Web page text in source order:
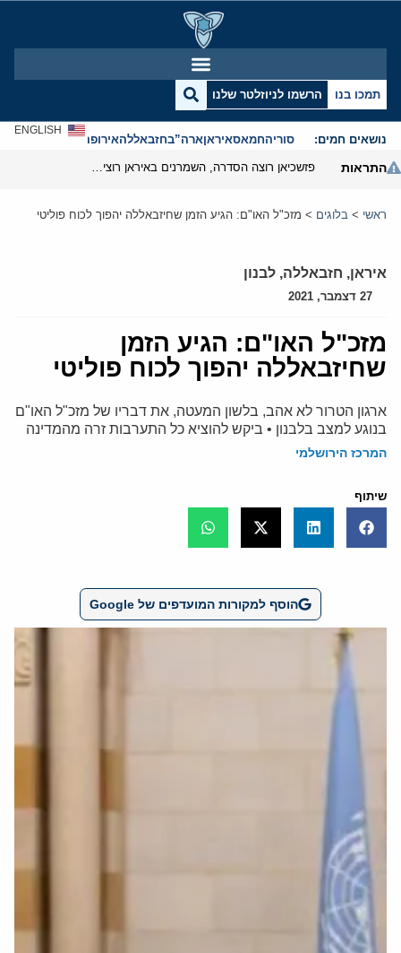
תמכו בנו הרשמו לניוזלטר שלנו
נושאים חמים: סוריהחמאסאיראןארה”בחזבאללהאירופהאנטישמיות
ENGLISH
התראות
ראשי > בלוגים > מזכ"ל האו"ם: הגיע הזמן שחיזבאללה יהפוך לכוח פוליטי
איראן, חזבאללה, לבנון
27 דצמבר, 2021
מזכ"ל האו"ם: הגיע הזמן
שחיזבאללה יהפוך לכוח פוליטי
ארגון הטרור לא אהב, בלשון המעטה, את דבריו של מזכ"ל האו"ם
בנוגע למצב בלבנון • ביקש להוציא כל התערבות זרה מהמדינה
המרכז הירושלמי
שיתוף
הוסף למקורות המועדפים של Google